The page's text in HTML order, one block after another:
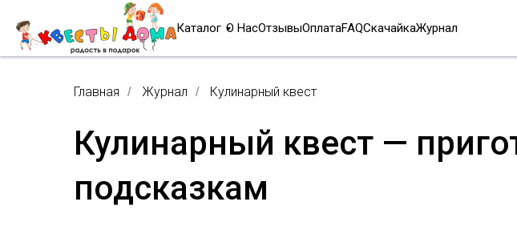
Каталог О НасОтзывыОплатаFAQСкачайкаЖурнал
Главная / Журнал / Кулинарный квест
Кулинарный квест —
подсказкам